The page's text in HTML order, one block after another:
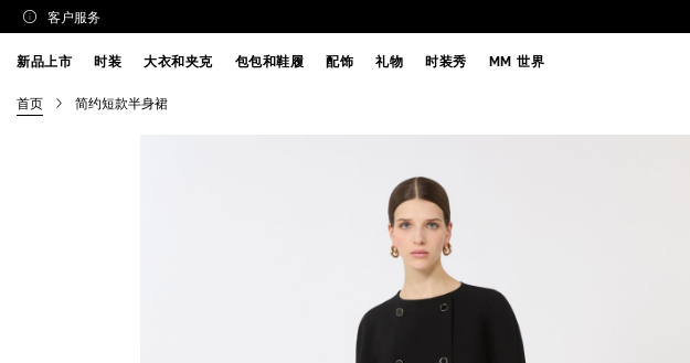
客户服务
新品上市 时装 大衣和夹克 包包和鞋履 配饰 礼物 时装秀 MM 世界
首页 简约短款半身裙